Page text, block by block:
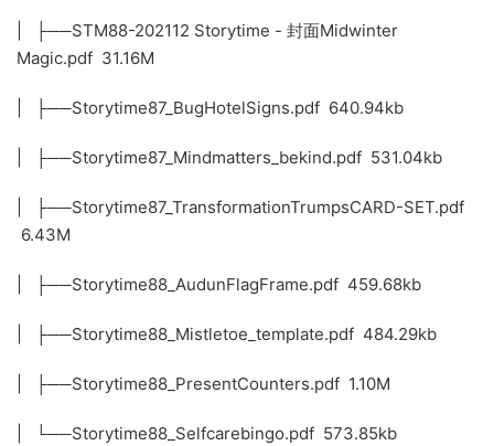
| ├──STM88-202112 Storytime - 封面Midwinter
Magic.pdf 31.16M
| ├──Storytime87_BugHotelSigns.pdf 640.94kb
| ├──Storytime87_Mindmatters_bekind.pdf 531.04kb
| ├──Storytime87_TransformationTrumpsCARD-SET.pdf
6.43M
| ├──Storytime88_AudunFlagFrame.pdf 459.68kb
| ├──Storytime88_Mistletoe_template.pdf 484.29kb
| ├──Storytime88_PresentCounters.pdf 1.10M
| └──Storytime88_Selfcarebingo.pdf 573.85kb